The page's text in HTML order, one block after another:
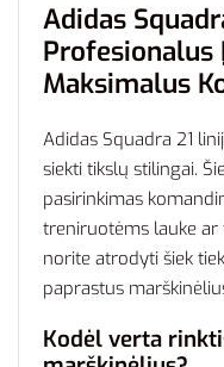
Adidas
Profesionalus
Maksimalus
Adidas Squadra 21
siekti tikslų stilingai.
pasirinkimas
treniruotėms lauke ar
norite atrodyti šiek
paprastus
Kodėl verta